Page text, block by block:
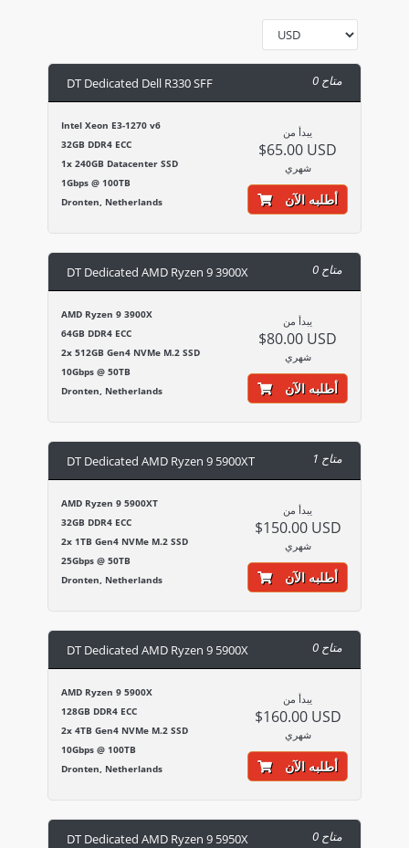
DT Dedicated Dell R330 SFF 0 متاح
Intel Xeon E3-1270 v6
32GB DDR4 ECC
1x 240GB Datacenter SSD
1Gbps @ 100TB
Dronten, Netherlands
يبدأ من
$65.00 USD
شهري
أطلبه الآن
DT Dedicated AMD Ryzen 9 3900X 0 متاح
AMD Ryzen 9 3900X
64GB DDR4 ECC
2x 512GB Gen4 NVMe M.2 SSD
10Gbps @ 50TB
Dronten, Netherlands
يبدأ من
$80.00 USD
شهري
أطلبه الآن
DT Dedicated AMD Ryzen 9 5900XT 1 متاح
AMD Ryzen 9 5900XT
32GB DDR4 ECC
2x 1TB Gen4 NVMe M.2 SSD
25Gbps @ 50TB
Dronten, Netherlands
يبدأ من
$150.00 USD
شهري
أطلبه الآن
DT Dedicated AMD Ryzen 9 5900X 0 متاح
AMD Ryzen 9 5900X
128GB DDR4 ECC
2x 4TB Gen4 NVMe M.2 SSD
10Gbps @ 100TB
Dronten, Netherlands
يبدأ من
$160.00 USD
شهري
أطلبه الآن
DT Dedicated AMD Ryzen 9 5950X 0 متاح